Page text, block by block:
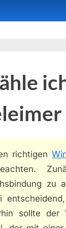
richtigen
zu
sollte der